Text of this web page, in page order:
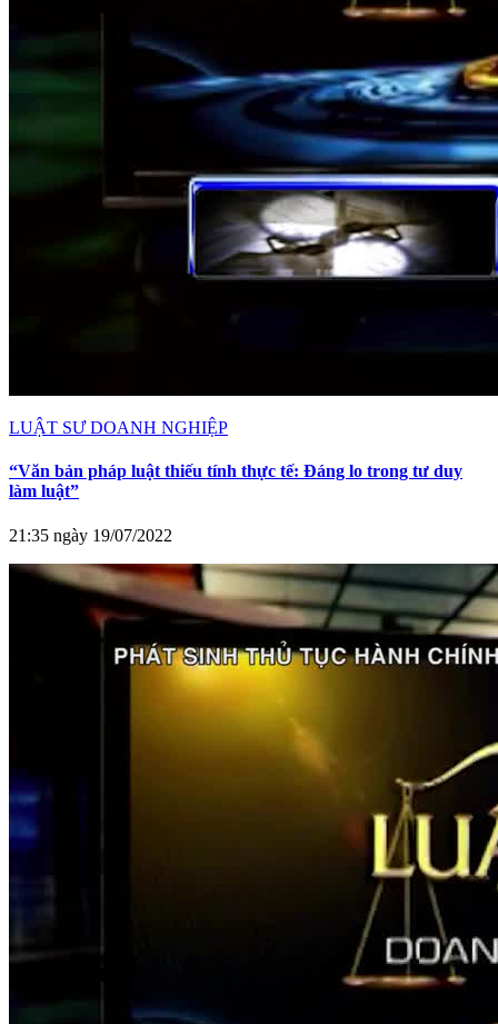
LUẬT SƯ DOANH NGHIỆP
“Văn bản pháp luật thiếu tính thực tế: Đáng lo trong tư duy
làm luật”
21:35 ngày 19/07/2022